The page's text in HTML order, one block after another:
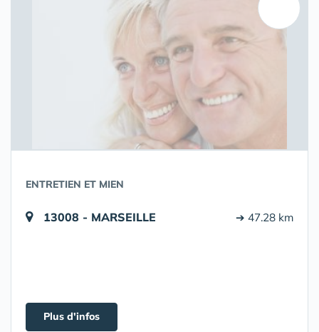
ENTRETIEN ET MIEN
13008 - MARSEILLE ➔ 47.28 km
Plus d'infos